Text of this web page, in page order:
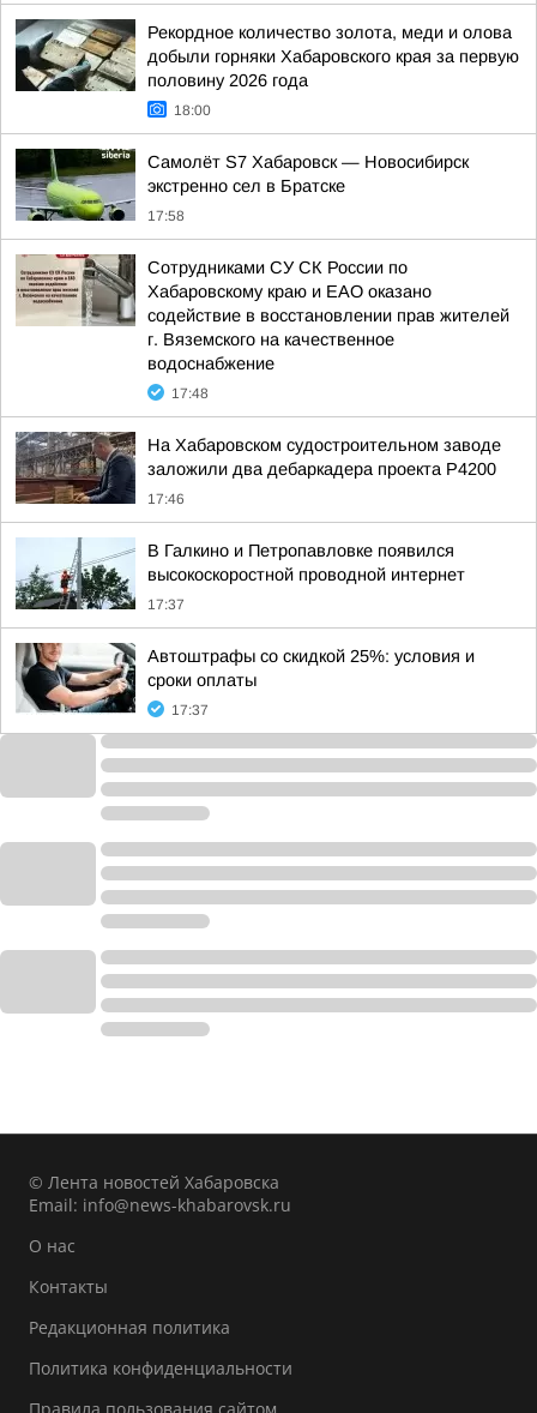
Рекордное количество золота, меди и олова
добыли горняки Хабаровского края за первую
половину 2026 года
18:00
Самолёт S7 Хабаровск — Новосибирск
экстренно сел в Братске
17:58
Сотрудниками СУ СК России по
Хабаровскому краю и ЕАО оказано
содействие в восстановлении прав жителей
г. Вяземского на качественное
водоснабжение
17:48
На Хабаровском судостроительном заводе
заложили два дебаркадера проекта Р4200
17:46
В Галкино и Петропавловке появился
высокоскоростной проводной интернет
17:37
Автоштрафы со скидкой 25%: условия и
сроки оплаты
17:37
© Лента новостей Хабаровска
Email: info@news-khabarovsk.ru
О нас
Контакты
Редакционная политика
Политика конфиденциальности